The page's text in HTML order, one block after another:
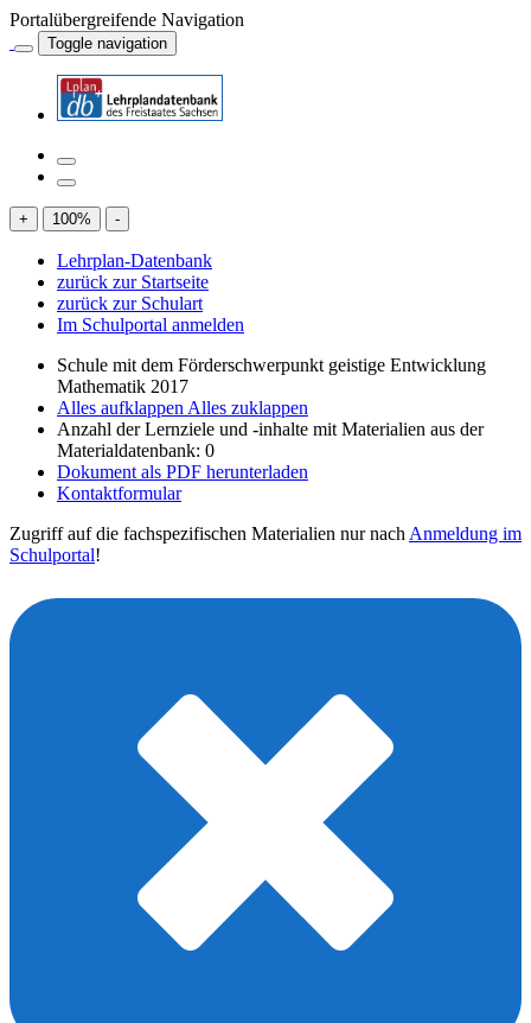
Portalübergreifende Navigation
Toggle navigation
+ 100% -
Lehrplan-Datenbank
zurück zur Startseite
zurück zur Schulart
Im Schulportal anmelden
Schule mit dem Förderschwerpunkt geistige Entwicklung
Mathematik 2017
Alles aufklappen Alles zuklappen
Anzahl der Lernziele und -inhalte mit Materialien aus der
Materialdatenbank: 0
Dokument als PDF herunterladen
Kontaktformular
Zugriff auf die fachspezifischen Materialien nur nach Anmeldung im
Schulportal!